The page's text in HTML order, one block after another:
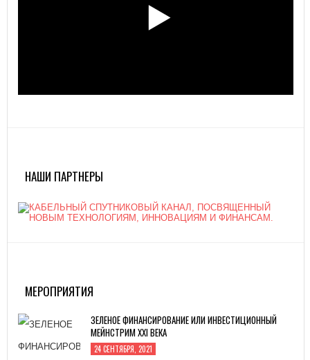
НАШИ ПАРТНЕРЫ
МЕРОПРИЯТИЯ
ЗЕЛЕНОЕ ФИНАНСИРОВАНИЕ ИЛИ ИНВЕСТИЦИОННЫЙ
МЕЙНСТРИМ XXI ВЕКА
24 СЕНТЯБРЯ, 2021